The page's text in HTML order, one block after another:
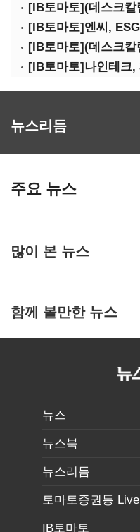
뉴스리듬
주요 뉴스
많이 본 뉴스
함께 볼만한 뉴스
뉴스
뉴스북
뉴스리듬
토마토증권통 Live
IB토마토